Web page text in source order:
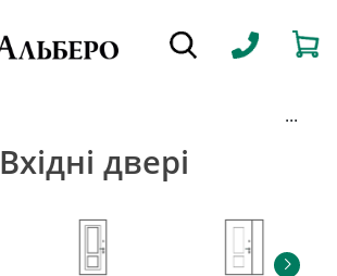
...
Вхідні двері